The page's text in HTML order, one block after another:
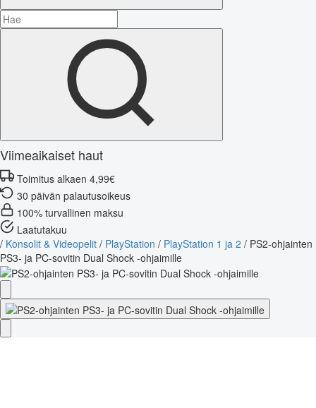
Viimeaikaiset haut
Toimitus alkaen 4,99€
30 päivän palautusoikeus
100% turvallinen maksu
Laatutakuu
/ Konsolit & Videopelit / PlayStation / PlayStation 1 ja 2 / PS2-ohjainten
PS3- ja PC-sovitin Dual Shock -ohjaimille